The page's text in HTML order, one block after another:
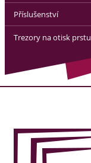
Příslušenství
Trezory na otisk prstu